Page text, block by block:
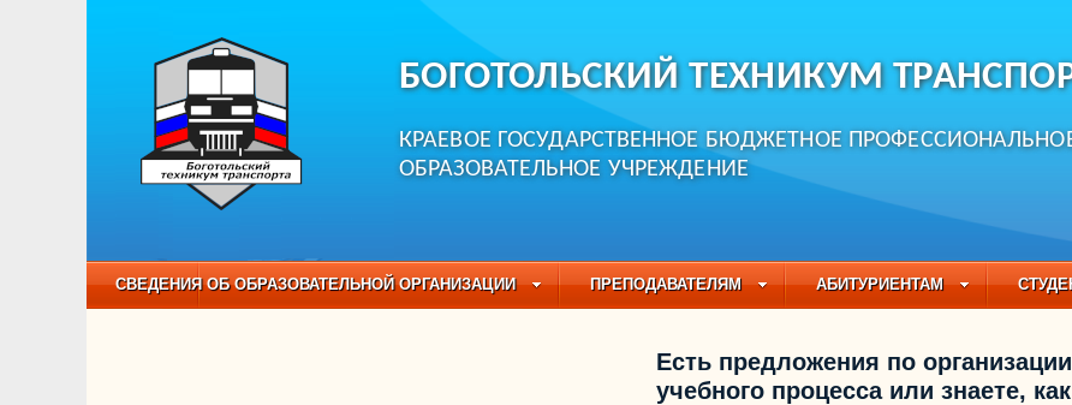
БОГОТОЛЬСКИЙ ТЕХНИКУМ
КРАЕВОЕ ГОСУДАРСТВЕННОЕ БЮДЖЕТНОЕ
ОБРАЗОВАТЕЛЬНОЕ УЧРЕЖДЕНИЕ
СВЕДЕНИЯ ОБ ОБРАЗОВАТЕЛЬНОЙ ОРГАНИЗАЦИИ ПРЕПОДАВАТЕЛЯМ АБИТУРИЕНТАМ
НАБОР ОБУЧАЮЩИХСЯ НА 2021-2022 УЧЕБНЫЙ ГОД
Есть предложения по организации
учебного процесса или знаете, как